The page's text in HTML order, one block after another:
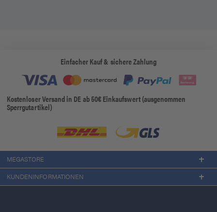
Einfacher Kauf & sichere Zahlung
Kostenloser Versand in DE ab 50€ Einkaufswert (ausgenommen
Sperrgutartikel)
MEGASTORE
KUNDENINFORMATIONEN